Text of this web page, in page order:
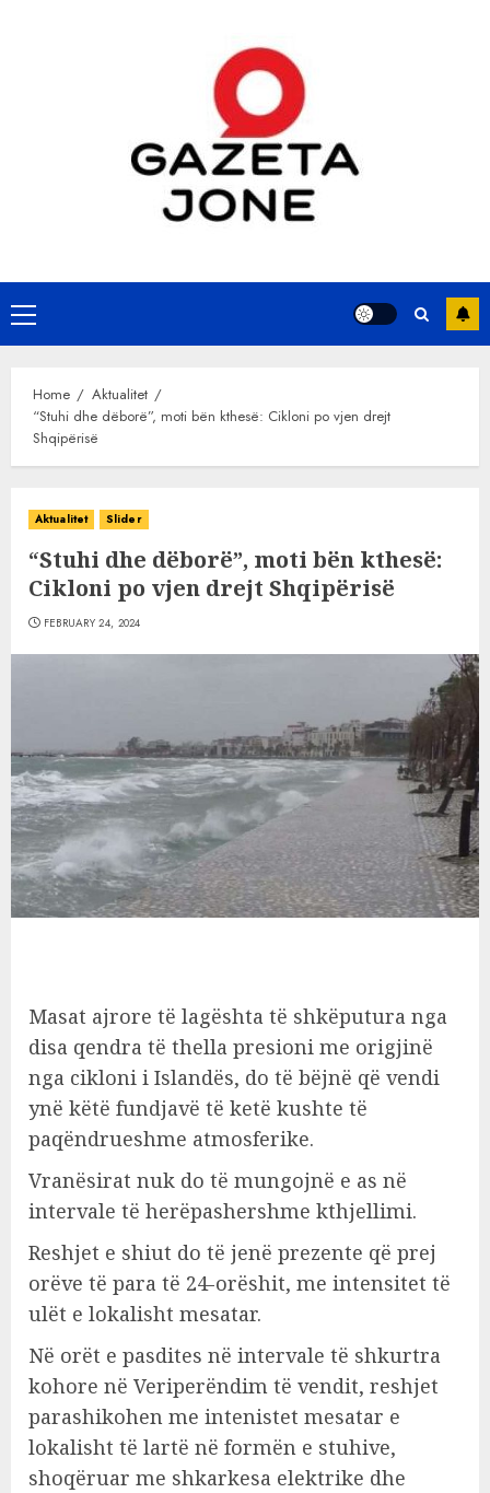
Primary
Menu
Home
Aktualitet
“Stuhi dhe dëborë”, moti bën kthesë: Cikloni po vjen drejt
Shqipërisë
Aktualitet Slider
“Stuhi dhe dëborë”, moti bën kthesë:
Cikloni po vjen drejt Shqipërisë
FEBRUARY 24, 2024
Masat ajrore të lagështa të shkëputura nga
disa qendra të thella presioni me origjinë
nga cikloni i Islandës, do të bëjnë që vendi
ynë këtë fundjavë të ketë kushte të
paqëndrueshme atmosferike.
Vranësirat nuk do të mungojnë e as në
intervale të herëpashershme kthjellimi.
Reshjet e shiut do të jenë prezente që prej
orëve të para të 24-orëshit, me intensitet të
ulët e lokalisht mesatar.
Në orët e pasdites në intervale të shkurtra
kohore në Veriperëndim të vendit, reshjet
parashikohen me intenistet mesatar e
lokalisht të lartë në formën e stuhive,
shoqëruar me shkarkesa elektrike dhe